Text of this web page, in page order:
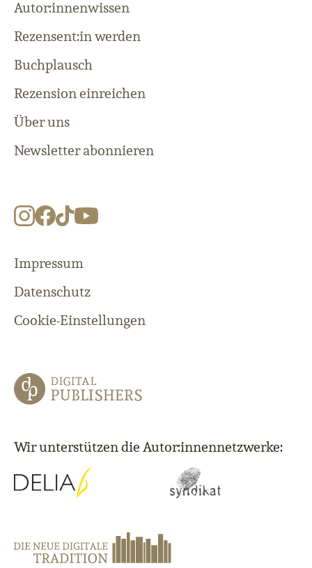
Autor:innenwissen
Rezensent:in werden
Buchplausch
Rezension einreichen
Über uns
Newsletter abonnieren
Impressum
Datenschutz
Cookie-Einstellungen
Wir unterstützen die Autor:innennetzwerke: